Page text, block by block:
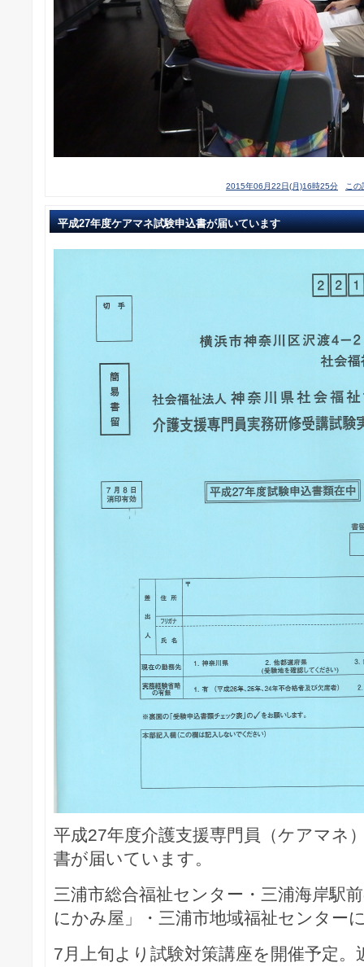
2015年06月22日(月)16時25分 こ
平成27年度ケアマネ試験申込書が届いています
平成27年度介護支援専門員（ケアマネ
書が届いています。
三浦市総合福祉センター・三浦海岸駅
にかみ屋」・三浦市地域福祉センター
7月上旬より試験対策講座を開催予定